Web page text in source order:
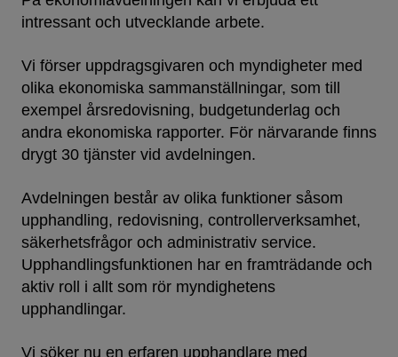
intressant och utvecklande arbete.
Vi förser uppdragsgivaren och myndigheter med
olika ekonomiska sammanställningar, som till
exempel årsredovisning, budgetunderlag och
andra ekonomiska rapporter. För närvarande finns
drygt 30 tjänster vid avdelningen.
Avdelningen består av olika funktioner såsom
upphandling, redovisning, controllerverksamhet,
säkerhetsfrågor och administrativ service.
Upphandlingsfunktionen har en framträdande och
aktiv roll i allt som rör myndig­hetens
upphandlingar.
Vi söker nu en erfaren upphandlare med